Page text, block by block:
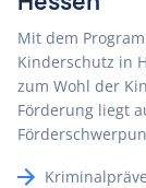
Mit dem
Kinderschutz in
zum Wohl der
Förderung liegt